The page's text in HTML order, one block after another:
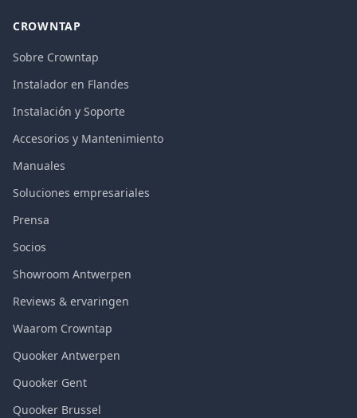
CROWNTAP
Sobre Crowntap
Instalador en Flandes
Instalación y Soporte
Accesorios y Mantenimiento
Manuales
Soluciones empresariales
Prensa
Socios
Showroom Antwerpen
Reviews & ervaringen
Waarom Crowntap
Quooker Antwerpen
Quooker Gent
Quooker Brussel